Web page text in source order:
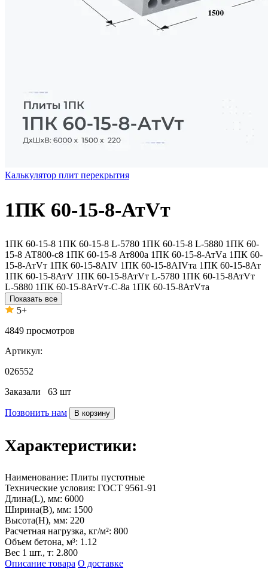
Калькулятор плит перекрытия
1ПК 60-15-8-АтVт
1ПК 60-15-8 1ПК 60-15-8 L-5780 1ПК 60-15-8 L-5880 1ПК 60-
15-8 АТ800-с8 1ПК 60-15-8 Ат800а 1ПК 60-15-8-АтVа 1ПК 60-
15-8-АтVт 1ПК 60-15-8AIV 1ПК 60-15-8AIVта 1ПК 60-15-8Ат
1ПК 60-15-8АтV 1ПК 60-15-8АтVт L-5780 1ПК 60-15-8АтVт
L-5880 1ПК 60-15-8АтVт-С-8а 1ПК 60-15-8АтVта
Показать все
5+
4849 просмотров
Артикул:
026552
Заказали 63 шт
Позвонить нам В корзину
Характеристики:
Наименование: Плиты пустотные
Технические условия: ГОСТ 9561-91
Длина(L), мм: 6000
Ширина(B), мм: 1500
Высота(H), мм: 220
Расчетная нагрузка, кг/м²: 800
Объем бетона, м³: 1.12
Вес 1 шт., т: 2.800
Описание товара О доставке